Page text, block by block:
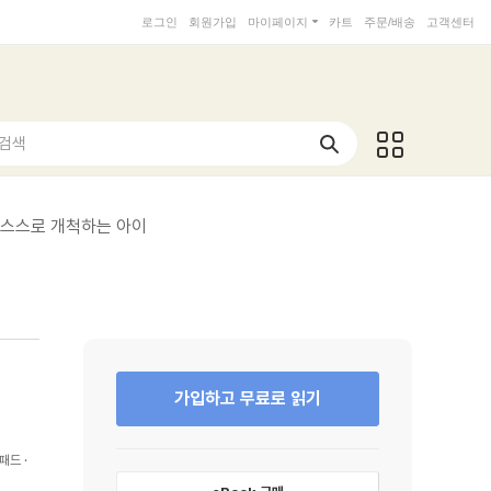
로그인 회원가입 마이페이지 카트 주문/배송 고객센터
색
스로 개척하는 아이
드
가입하고 무료로 읽기